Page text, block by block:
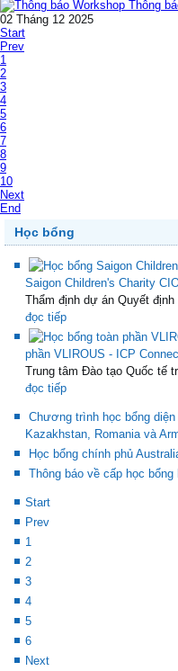
Thông
02 Tháng 12 2025
Start
Prev
1
2
3
4
5
6
7
8
9
10
Next
End
Học bổng
Saigon Children's Charity
Thẩm định dự án Quyết
đọc tiếp
phần VLIROUS - ICP
Trung tâm Đào tạo Quốc tế
đọc tiếp
Chương trình học bổng
Kazakhstan, Romania và
Học bổng chính phủ
Thông báo về cấp học
Start
Prev
1
2
3
4
5
6
Next